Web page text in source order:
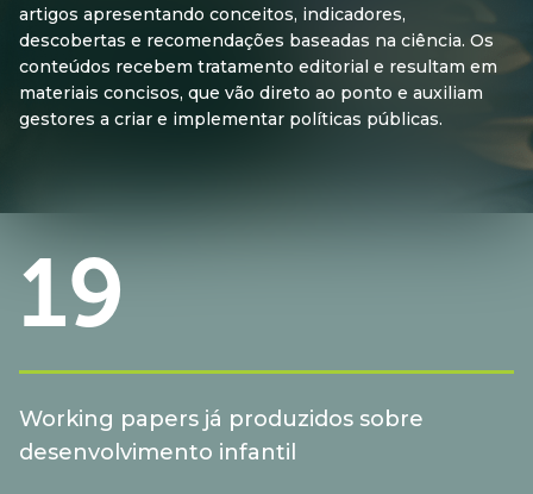
artigos apresentando conceitos, indicadores,
descobertas e recomendações baseadas na ciência. Os
conteúdos recebem tratamento editorial e resultam em
materiais concisos, que vão direto ao ponto e auxiliam
gestores a criar e implementar políticas públicas.
19
Working papers já produzidos sobre
desenvolvimento infantil